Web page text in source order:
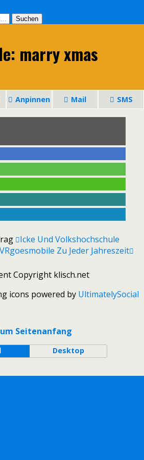
marry xmas
Anpinnen Mail SMS
Icke Und Volkshochschule
Zu Jeder Jahreszeit
Copyright klisch.net
icons powered by UltimatelySocial
Seitenanfang
Desktop